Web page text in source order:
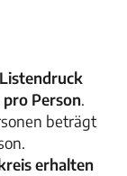
Listendruck
Person.
beträgt
erhalten